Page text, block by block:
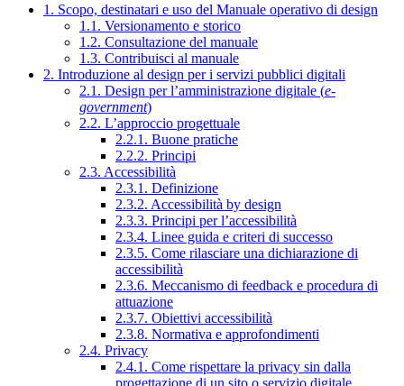
1. Scopo, destinatari e uso del Manuale operativo di design
1.1. Versionamento e storico
1.2. Consultazione del manuale
1.3. Contribuisci al manuale
2. Introduzione al design per i servizi pubblici digitali
2.1. Design per l’amministrazione digitale (e-
government)
2.2. L’approccio progettuale
2.2.1. Buone pratiche
2.2.2. Principi
2.3. Accessibilità
2.3.1. Definizione
2.3.2. Accessibilità by design
2.3.3. Principi per l’accessibilità
2.3.4. Linee guida e criteri di successo
2.3.5. Come rilasciare una dichiarazione di
accessibilità
2.3.6. Meccanismo di feedback e procedura di
attuazione
2.3.7. Obiettivi accessibilità
2.3.8. Normativa e approfondimenti
2.4. Privacy
2.4.1. Come rispettare la privacy sin dalla
progettazione di un sito o servizio digitale